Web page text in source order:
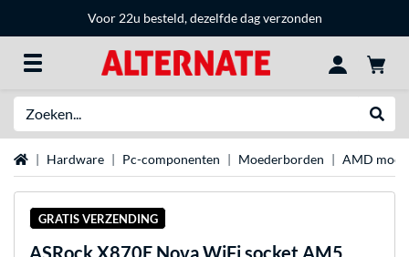
Voor 22u besteld, dezelfde dag verzonden
Home Hardware Pc-componenten Moederborden AMD
GRATIS VERZENDING